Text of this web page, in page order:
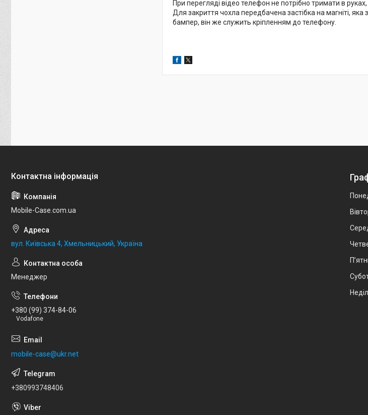
При перегляді відео телефон не потрібно тримати в
Для закриття чохла передбачена застібка на магніті,
бампер, він же служить кріпленням до телефону.
Mobile-Case.com.ua
вул. Київська 4, Хмельницький, Україна
Менеджер
+380 (99) 374-84-06
Vodafone
mobile-case@ukr.net
+380993748406